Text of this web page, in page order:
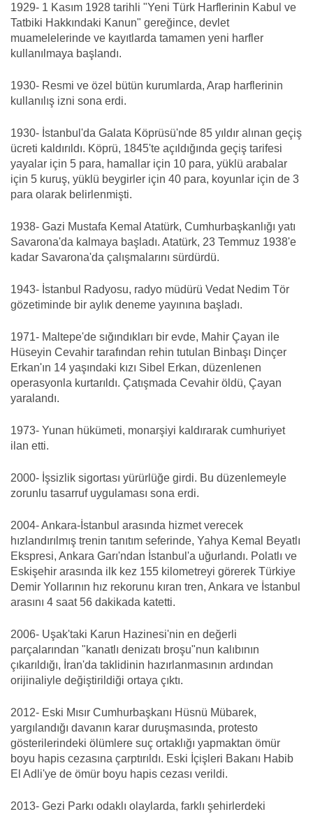
1929- 1 Kasım 1928 tarihli "Yeni Türk Harflerinin Kabul ve
Tatbiki Hakkındaki Kanun" gereğince, devlet
muamelelerinde ve kayıtlarda tamamen yeni harfler
kullanılmaya başlandı.
1930- Resmi ve özel bütün kurumlarda, Arap harflerinin
kullanılış izni sona erdi.
1930- İstanbul'da Galata Köprüsü'nde 85 yıldır alınan geçiş
ücreti kaldırıldı. Köprü, 1845'te açıldığında geçiş tarifesi
yayalar için 5 para, hamallar için 10 para, yüklü arabalar
için 5 kuruş, yüklü beygirler için 40 para, koyunlar için de 3
para olarak belirlenmişti.
1938- Gazi Mustafa Kemal Atatürk, Cumhurbaşkanlığı yatı
Savarona'da kalmaya başladı. Atatürk, 23 Temmuz 1938'e
kadar Savarona'da çalışmalarını sürdürdü.
1943- İstanbul Radyosu, radyo müdürü Vedat Nedim Tör
gözetiminde bir aylık deneme yayınına başladı.
1971- Maltepe'de sığındıkları bir evde, Mahir Çayan ile
Hüseyin Cevahir tarafından rehin tutulan Binbaşı Dinçer
Erkan'ın 14 yaşındaki kızı Sibel Erkan, düzenlenen
operasyonla kurtarıldı. Çatışmada Cevahir öldü, Çayan
yaralandı.
1973- Yunan hükümeti, monarşiyi kaldırarak cumhuriyet
ilan etti.
2000- İşsizlik sigortası yürürlüğe girdi. Bu düzenlemeyle
zorunlu tasarruf uygulaması sona erdi.
2004- Ankara-İstanbul arasında hizmet verecek
hızlandırılmış trenin tanıtım seferinde, Yahya Kemal Beyatlı
Ekspresi, Ankara Garı'ndan İstanbul'a uğurlandı. Polatlı ve
Eskişehir arasında ilk kez 155 kilometreyi görerek Türkiye
Demir Yollarının hız rekorunu kıran tren, Ankara ve İstanbul
arasını 4 saat 56 dakikada katetti.
2006- Uşak'taki Karun Hazinesi'nin en değerli
parçalarından "kanatlı denizatı broşu"nun kalıbının
çıkarıldığı, İran'da taklidinin hazırlanmasının ardından
orijinaliyle değiştirildiği ortaya çıktı.
2012- Eski Mısır Cumhurbaşkanı Hüsnü Mübarek,
yargılandığı davanın karar duruşmasında, protesto
gösterilerindeki ölümlere suç ortaklığı yapmaktan ömür
boyu hapis cezasına çarptırıldı. Eski İçişleri Bakanı Habib
El Adli'ye de ömür boyu hapis cezası verildi.
2013- Gezi Parkı odaklı olaylarda, farklı şehirlerdeki